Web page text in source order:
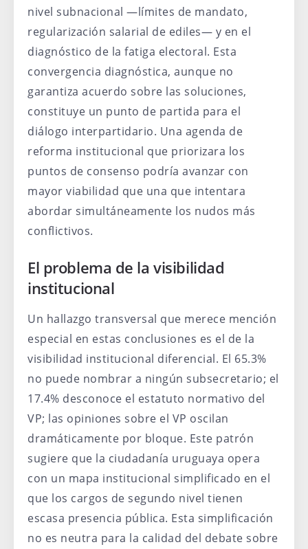
nivel subnacional —límites de mandato,
regularización salarial de ediles— y en el
diagnóstico de la fatiga electoral. Esta
convergencia diagnóstica, aunque no
garantiza acuerdo sobre las soluciones,
constituye un punto de partida para el
diálogo interpartidario. Una agenda de
reforma institucional que priorizara los
puntos de consenso podría avanzar con
mayor viabilidad que una que intentara
abordar simultáneamente los nudos más
conflictivos.
El problema de la visibilidad
institucional
Un hallazgo transversal que merece mención
especial en estas conclusiones es el de la
visibilidad institucional diferencial. El 65.3%
no puede nombrar a ningún subsecretario; el
17.4% desconoce el estatuto normativo del
VP; las opiniones sobre el VP oscilan
dramáticamente por bloque. Este patrón
sugiere que la ciudadanía uruguaya opera
con un mapa institucional simplificado en el
que los cargos de segundo nivel tienen
escasa presencia pública. Esta simplificación
no es neutra para la calidad del debate sobre